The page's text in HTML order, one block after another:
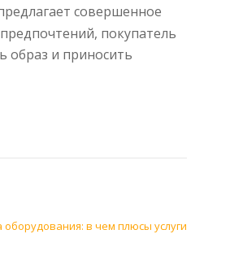
совершенное
покупатель
образ и приносить
оборудования: в чем плюсы услуги